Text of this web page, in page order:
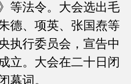
等法令。大会选出毛
德、项英、张国焘等
执行委员会，宣告中
立。大会在二十日闭
幕词。